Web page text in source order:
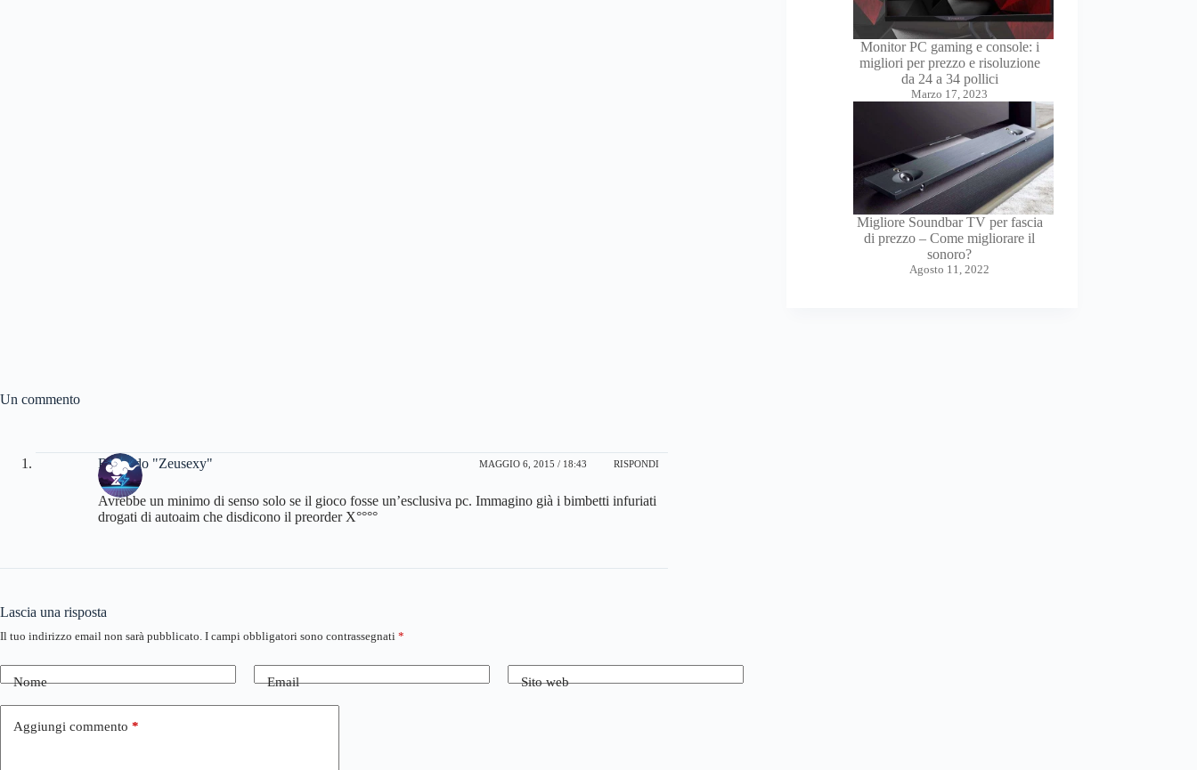
Monitor PC gaming e console: i
migliori per prezzo e risoluzione
da 24 a 34 pollici
Marzo 17, 2023
Migliore Soundbar TV per fascia
di prezzo – Come migliorare il
sonoro?
Agosto 11, 2022
Un commento
Riccardo "Zeusexy" MAGGIO 6, 2015 / 18:43 RISPONDI
Avrebbe un minimo di senso solo se il gioco fosse un’esclusiva pc. Immagino già i bimbetti infuriati
drogati di autoaim che disdicono il preorder X°°°°
Lascia una risposta
Il tuo indirizzo email non sarà pubblicato. I campi obbligatori sono contrassegnati *
Nome Email Sito web
Aggiungi commento *